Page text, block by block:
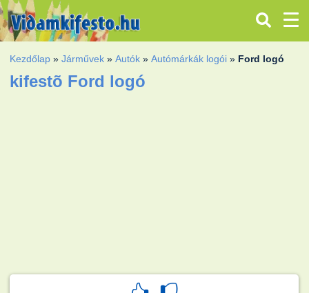
Kezdőlap »Járművek »Autók »Autómárkák logói » Ford logó
kifestõ Ford logó